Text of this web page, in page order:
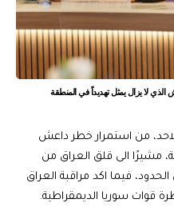
لا يزال يمثل تهديداً في المنطقة
الاحد، من استمرار خطر داعش
مشيرًا الى قلق العراق من
فيما اكد مراقبة العراق